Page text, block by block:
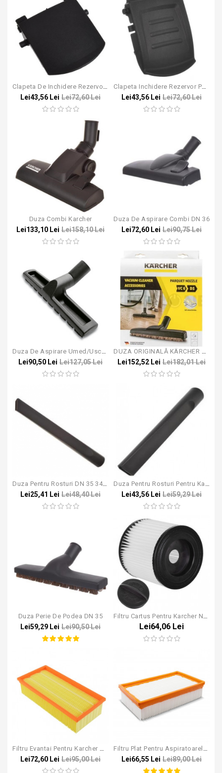
Clapeta De Inchidere Rezervor Pentru Karcher T7/1, T10/1, T12/1, T15/1
Lei43,56 Lei Lei72,60 Lei
Clapeta Inchidere Rezervor Pentru Aspiratoarele Karcher NT
Lei43,56 Lei Lei72,60 Lei
Duza Combi Karcher
Lei133,10 Lei Lei158,10 Lei
Duza De Aspirare Combi DN 36
Lei72,60 Lei Lei90,75 Lei
Duza De Aspirare Umed/uscat Pentru Aspirator Karcher NT 65/2 DN 40
Lei90,50 Lei Lei127,05 Lei
DUZA ORIGINALĂ KÄRCHER CU PERI NATURALI
Lei152,52 Lei Lei182,01 Lei
Duza Pentru Rosturi DN 35 340mm
Lei25,41 Lei Lei48,40 Lei
Duza Pentru Rosturi Pentru Karcher NT 65/2 DN 40 345mm
Lei43,56 Lei Lei59,29 Lei
Duza Perie De Podea DN 35
Lei59,29 Lei Lei90,50 Lei
Filtru Cartus Pentru Karcher NT 27/1
Lei64,06 Lei
Filtru Evantai Pentru Karcher NT 65/2
Lei72,60 Lei Lei95,00 Lei
Filtru Plat Pentru Aspiratoarele Karcher NT
Lei66,55 Lei Lei89,00 Lei